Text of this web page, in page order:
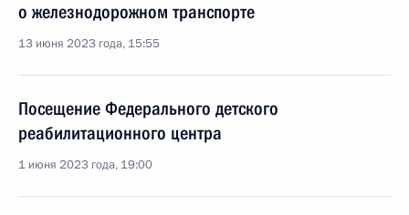
о железнодорожном транспорте
13 июня 2023 года, 15:55
Посещение Федерального детского
реабилитационного центра
1 июня 2023 года, 19:00